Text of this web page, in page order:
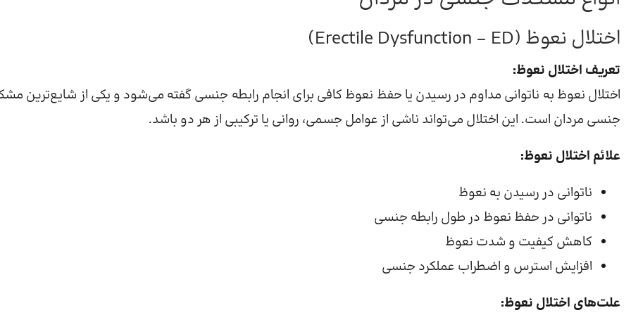
اختلال نعوظ (Erectile Dysfunction – ED)
تعریف اختلال نعوظ:
اختلال نعوظ به ناتوانی مداوم در رسیدن یا حفظ نعوظ کافی برای انجام رابطه جنسی گفته می‌شود و یکی از شایع‌ترین
جنسی مردان است. این اختلال می‌تواند ناشی از عوامل جسمی، روانی یا ترکیبی از هر دو باشد.
علائم اختلال نعوظ:
ناتوانی در رسیدن به نعوظ
ناتوانی در حفظ نعوظ در طول رابطه جنسی
کاهش کیفیت و شدت نعوظ
افزایش استرس و اضطراب عملکرد جنسی
علت‌های اختلال نعوظ: